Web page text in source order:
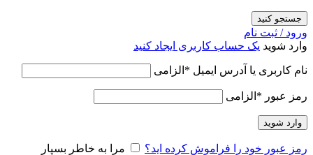
جستجو کنید
ورود / ثبت نام
وارد شوید یک حساب کاربری ایجاد کنید
نام کاربری یا آدرس ایمیل * الزامی
رمز عبور * الزامی
وارد شوید
رمز عبور خود را فراموش کرده اید؟ مرا به خاطر بسپار